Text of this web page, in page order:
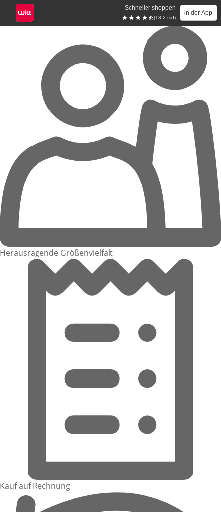
Schneller shoppen
(13.2 tsd)
in der App
Herausragende Größenvielfalt
Kauf auf Rechnung